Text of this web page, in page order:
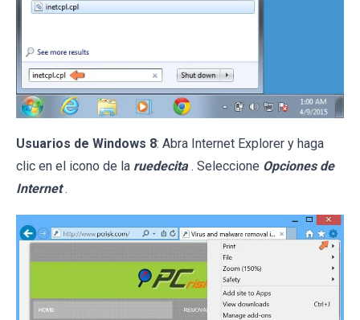
Usuarios de Windows 8: Abra Internet Explorer y haga
clic en el icono de la ruedecita . Seleccione Opciones de
Internet .